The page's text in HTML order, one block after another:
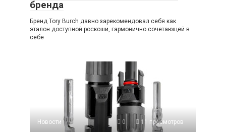
бренда
Бренд Tory Burch давно зарекомендовал себя как
эталон доступной роскоши, гармонично сочетающей в
себе
Новости 0 11 просмотров